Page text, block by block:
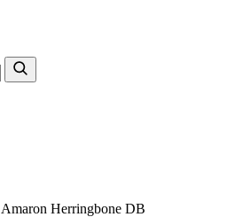
Amaron Herringbone DB